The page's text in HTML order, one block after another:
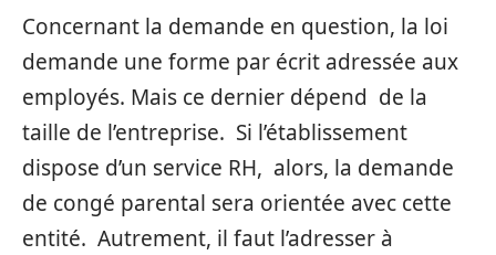
Concernant la demande en question, la loi
demande une forme par écrit adressée aux
employés. Mais ce dernier dépend de la
taille de l’entreprise. Si l’établissement
dispose d’un service RH, alors, la demande
de congé parental sera orientée avec cette
entité. Autrement, il faut l’adresser à